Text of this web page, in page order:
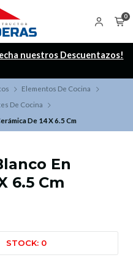
0
nuestros Descuentazos!
Elementos De Cocina
De Cocina
De 14 X 6.5 Cm
En
6.5 Cm
STOCK: 0